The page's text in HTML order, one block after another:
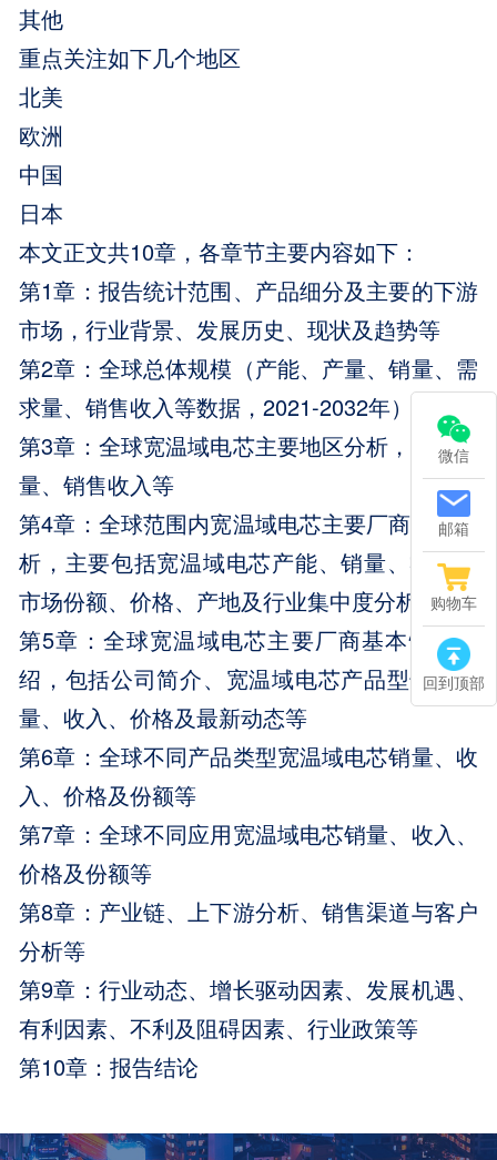
微信
邮箱
购物车
回到顶部
其他
重点关注如下几个地区
北美
欧洲
中国
日本
本文正文共10章，各章节主要内容如下：
第1章：报告统计范围、产品细分及主要的下游
市场，行业背景、发展历史、现状及趋势等
第2章：全球总体规模（产能、产量、销量、需
求量、销售收入等数据，2021-2032年）
第3章：全球宽温域电芯主要地区分析，包括销
量、销售收入等
第4章：全球范围内宽温域电芯主要厂商竞争分
析，主要包括宽温域电芯产能、销量、收入、
市场份额、价格、产地及行业集中度分析
第5章：全球宽温域电芯主要厂商基本情况介
绍，包括公司简介、宽温域电芯产品型号、销
量、收入、价格及最新动态等
第6章：全球不同产品类型宽温域电芯销量、收
入、价格及份额等
第7章：全球不同应用宽温域电芯销量、收入、
价格及份额等
第8章：产业链、上下游分析、销售渠道与客户
分析等
第9章：行业动态、增长驱动因素、发展机遇、
有利因素、不利及阻碍因素、行业政策等
第10章：报告结论